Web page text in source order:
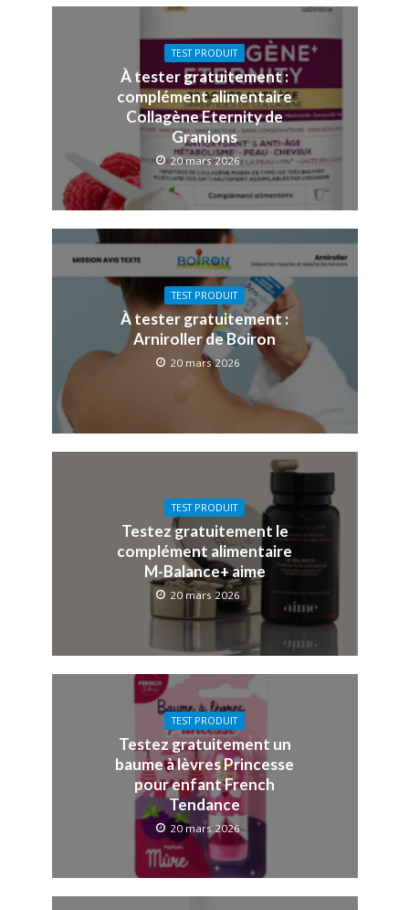
TEST PRODUIT
À tester gratuitement :
complément alimentaire
Collagène Eternity de
Granions
20 mars 2026
TEST PRODUIT
À tester gratuitement :
Arniroller de Boiron
20 mars 2026
TEST PRODUIT
Testez gratuitement le
complément alimentaire
M-Balance+ aime
20 mars 2026
TEST PRODUIT
Testez gratuitement un
baume à lèvres Princesse
pour enfant French
Tendance
20 mars 2026